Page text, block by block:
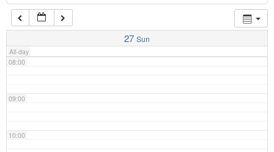
27 Sun
All-day
07:00
08:00
09:00
10:00